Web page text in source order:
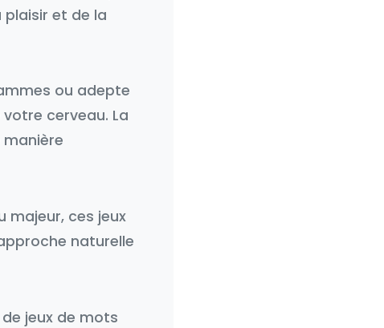
et de la
ou adepte
cerveau. La
majeur, ces jeux
naturelle
jeux de mots